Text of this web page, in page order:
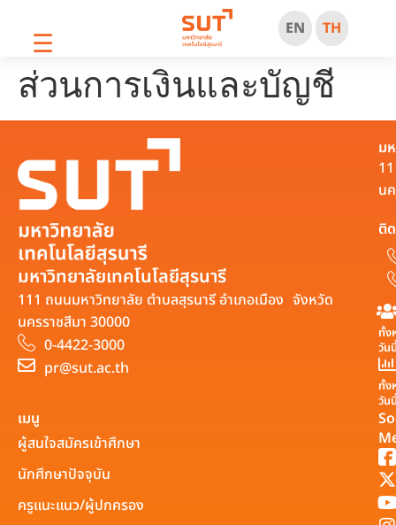
☰ EN TH
ส่วนการเงินและบัญชี
มหาวิทยาลัยเทคโนโลยีสุรนารี
111 ถนนมหาวิทยาลัย ตำบลสุรนารี อำเภอเมือง จังหวัด
นครราชสีมา 30000
0-4422-3000
pr@sut.ac.th
ม
น
ติ
ทั้ง
วัน
ทั้ง
วัน
เมนู
ผู้สนใจสมัครเข้าศึกษา
นักศึกษาปัจจุบัน
ครูแนะแนว/ผู้ปกครอง